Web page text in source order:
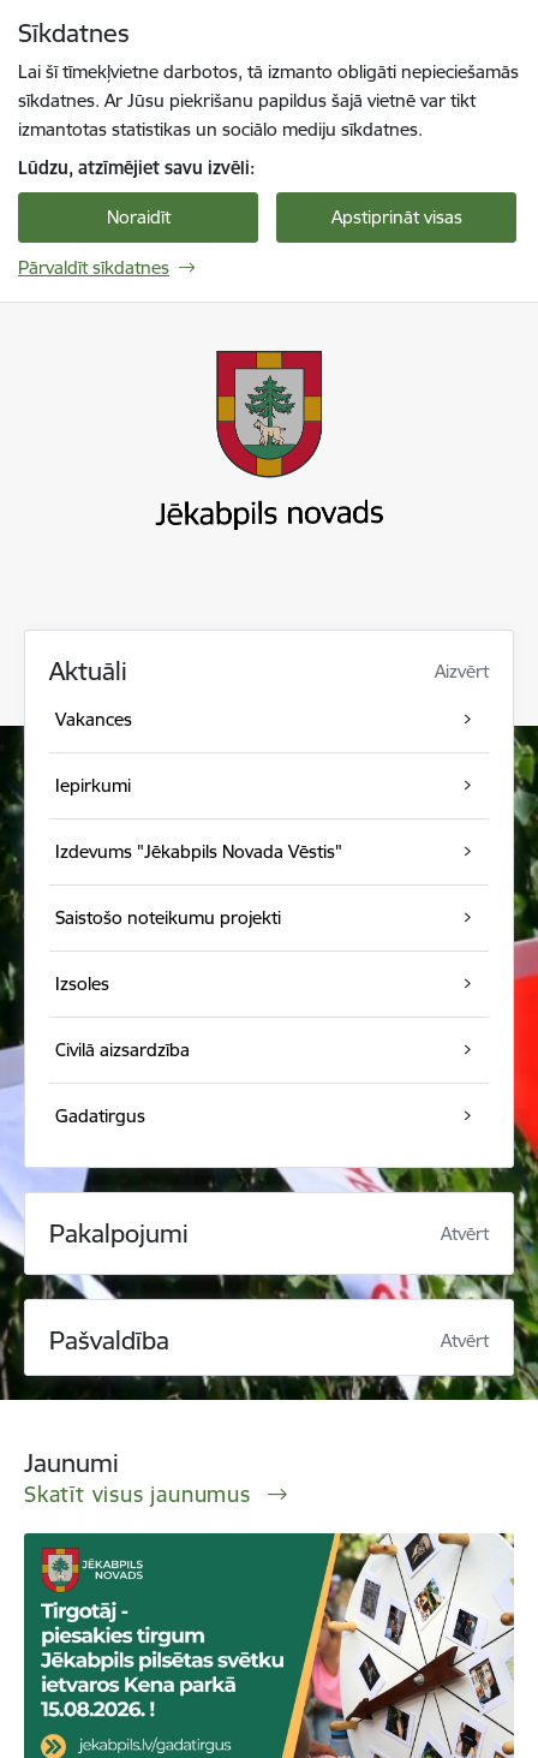
Sīkdatnes
Lai šī tīmekļvietne darbotos, tā izmanto obligāti nepieciešamās
sīkdatnes. Ar Jūsu piekrišanu papildus šajā vietnē var tikt
izmantotas statistikas un sociālo mediju sīkdatnes.
Lūdzu, atzīmējiet savu izvēli:
Noraidīt Apstiprināt visas
Pārvaldīt sīkdatnes
Aktuāli Aizvērt
Vakances
Iepirkumi
Izdevums "Jēkabpils Novada Vēstis"
Saistošo noteikumu projekti
Izsoles
Civilā aizsardzība
Gadatirgus
Pakalpojumi Atvērt
Pašvaldība Atvērt
Jaunumi
Skatīt visus jaunumus